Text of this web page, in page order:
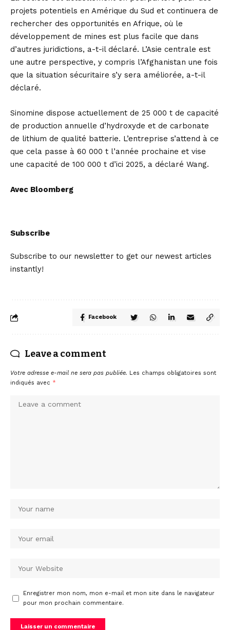
projets potentiels en Amérique du Sud et continuera de
rechercher des opportunités en Afrique, où le
développement de mines est plus facile que dans
d’autres juridictions, a-t-il déclaré. L’Asie centrale est
une autre perspective, y compris l’Afghanistan une fois
que la situation sécuritaire s’y sera améliorée, a-t-il
déclaré.
Sinomine dispose actuellement de 25 000 t de capacité
de production annuelle d’hydroxyde et de carbonate
de lithium de qualité batterie. L’entreprise s’attend à ce
que cela passe à 60 000 t l’année prochaine et vise
une capacité de 100 000 t d’ici 2025, a déclaré Wang.
Avec Bloomberg
Subscribe
Subscribe to our newsletter to get our newest articles
instantly!
Facebook
Leave a comment
Votre adresse e-mail ne sera pas publiée. Les champs obligatoires sont
indiqués avec *
Enregistrer mon nom, mon e-mail et mon site dans le navigateur
pour mon prochain commentaire.